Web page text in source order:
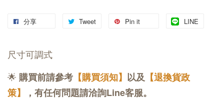
分享 Tweet Pin it LINE
尺寸可調式
🌟 購買前請參考 【購買須知】 以及 【退換貨政
策】
，有任何問題請洽詢Line客服。